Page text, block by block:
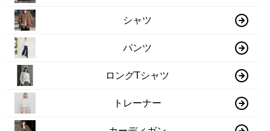
シャツ
パンツ
ロングTシャツ
トレーナー